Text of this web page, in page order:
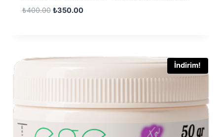
₺400.00 ₺350.00
İndirim!